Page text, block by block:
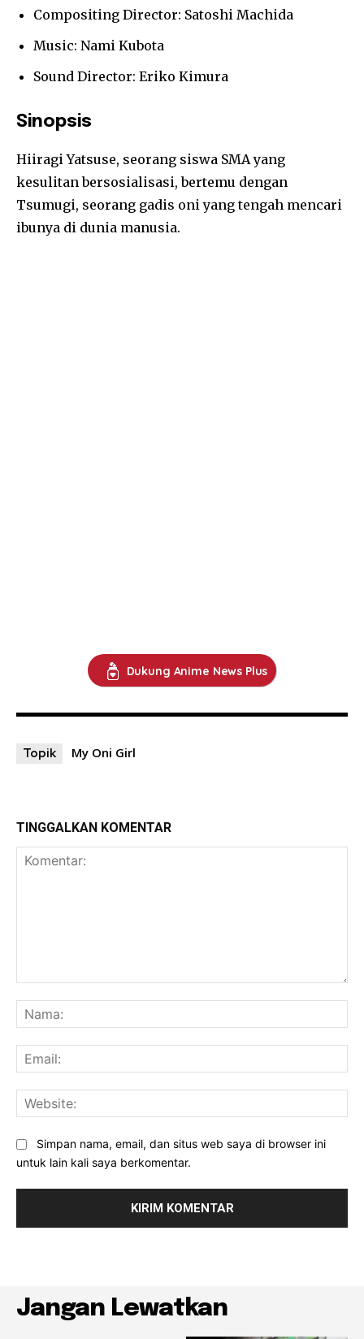
Compositing Director: Satoshi Machida
Music: Nami Kubota
Sound Director: Eriko Kimura
Sinopsis
Hiiragi Yatsuse, seorang siswa SMA yang
kesulitan bersosialisasi, bertemu dengan
Tsumugi, seorang gadis oni yang tengah mencari
ibunya di dunia manusia.
Dukung Anime News Plus
Topik My Oni Girl
TINGGALKAN KOMENTAR
Simpan nama, email, dan situs web saya di browser ini
untuk lain kali saya berkomentar.
Jangan Lewatkan